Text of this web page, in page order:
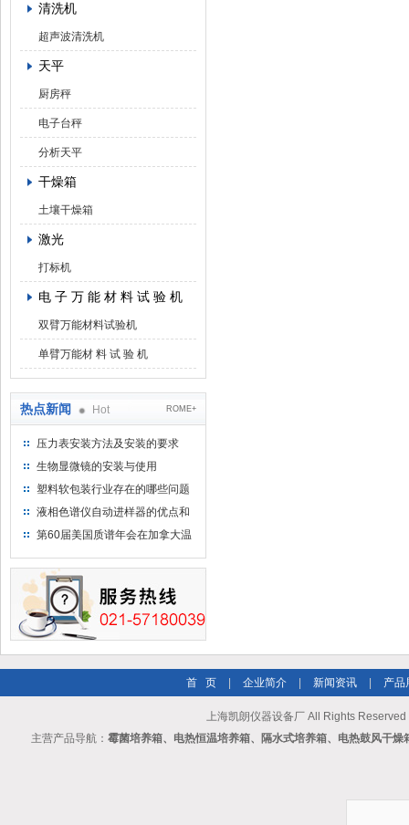
清洗机
超声波清洗机
天平
厨房秤
电子台秤
分析天平
干燥箱
土壤干燥箱
激光
打标机
电 子 万 能 材 料 试 验 机
双臂万能材料试验机
单臂万能材 料 试 验 机
热点新闻 Hot ROME+
压力表安装方法及安装的要求
生物显微镜的安装与使用
塑料软包装行业存在的哪些问题
液相色谱仪自动进样器的优点和
维护
第60届美国质谱年会在加拿大温
首 页 企业简介 新闻资讯 产品
上海凯朗仪器设备厂 All Rights Reserved
主营产品导航： 霉菌培养箱、电热恒温培养箱、隔水式培养箱、电热鼓风干